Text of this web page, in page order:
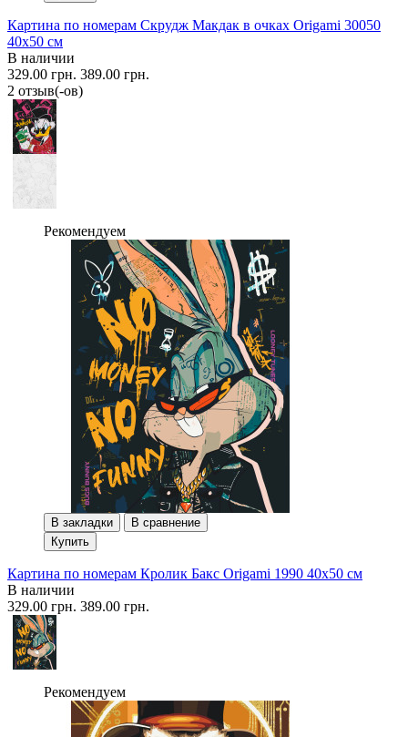
Картина по номерам Скрудж Макдак в очках Origami 30050
40x50 см
В наличии
329.00 грн. 389.00 грн.
2 отзыв(-ов)
Рекомендуем
В закладки
В сравнение
Купить
Картина по номерам Кролик Бакс Origami 1990 40x50 см
В наличии
329.00 грн. 389.00 грн.
Рекомендуем